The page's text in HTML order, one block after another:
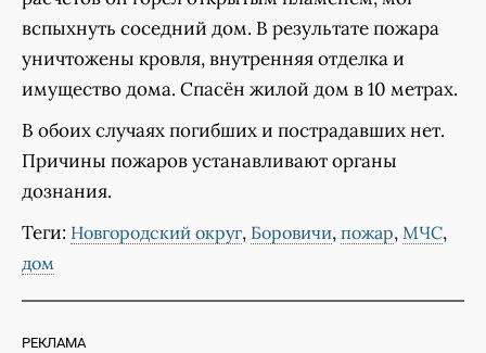
вспыхнуть соседний дом. В результате пожара
уничтожены кровля, внутренняя отделка и
имущество дома. Спасён жилой дом в 10 метрах.
В обоих случаях погибших и пострадавших нет.
Причины пожаров устанавливают органы
дознания.
Теги: Новгородский округ, Боровичи, пожар, МЧС,
дом
РЕКЛАМА